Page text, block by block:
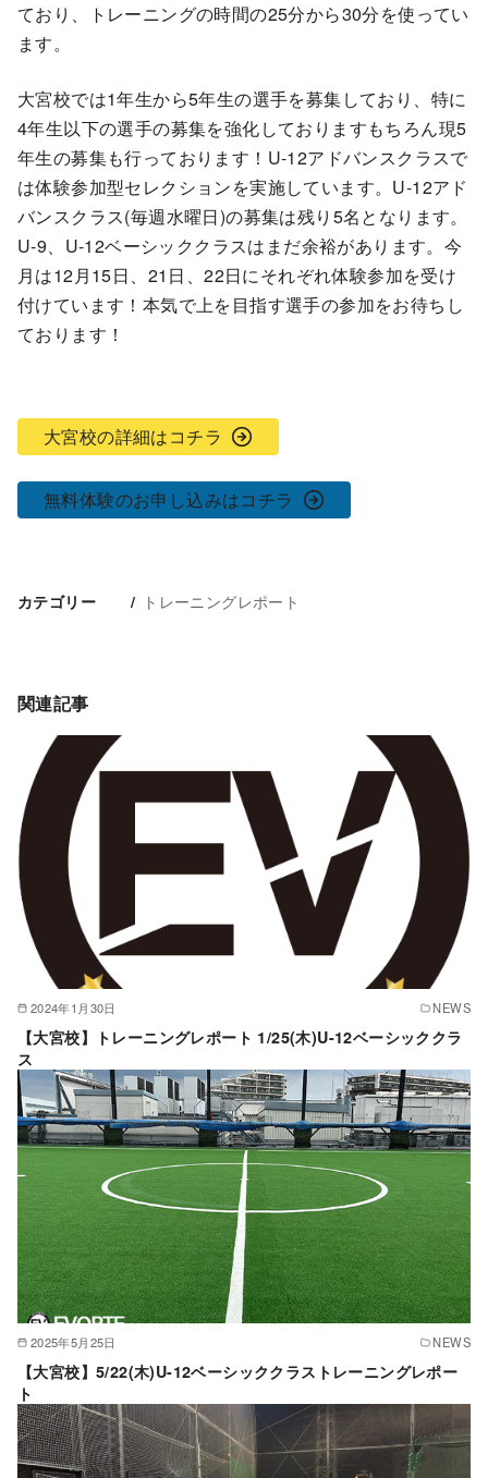
ており、トレーニングの時間の25分から30分を使ってい
ます。
大宮校では1年生から5年生の選手を募集しており、特に
4年生以下の選手の募集を強化しておりますもちろん現5
年生の募集も行っております！U-12アドバンスクラスで
は体験参加型セレクションを実施しています。U-12アド
バンスクラス(毎週水曜日)の募集は残り5名となります。
U-9、U-12ベーシッククラスはまだ余裕があります。今
月は12月15日、21日、22日にそれぞれ体験参加を受け
付けています！本気で上を目指す選手の参加をお待ちし
ております！
大宮校の詳細はコチラ
無料体験のお申し込みはコチラ
カテゴリー トレーニングレポート
関連記事
2024年1月30日 NEWS
【大宮校】トレーニングレポート 1/25(木)U-12ベーシッククラ
ス
2025年5月25日 NEWS
【大宮校】5/22(木)U-12ベーシッククラストレーニングレポー
ト